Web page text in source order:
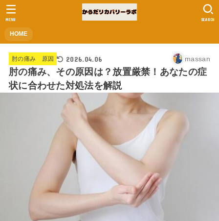
HOME
SEARCH
MENU
肘の痛み 原因 2026.04.06 massan
肘の痛み、その原因は？放置厳禁！あなたの症
状に合わせた対処法を解説